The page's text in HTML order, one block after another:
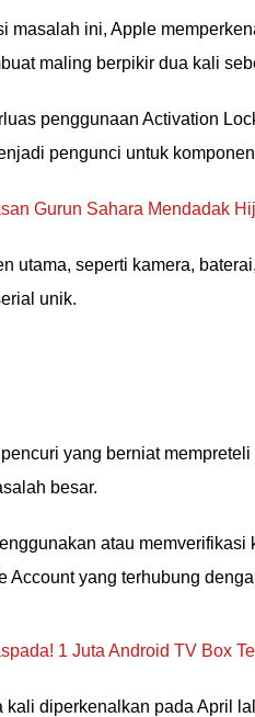
masalah ini, Apple
maling berpikir dua kali
penggunaan Activation
pengunci untuk
Gurun Sahara Mendadak
utama, seperti kamera,
unik.
yang berniat
besar.
atau
Account yang terhubung
1 Juta Android TV Box
kali diperkenalkan pada April